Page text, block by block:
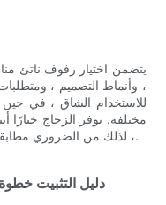
يتضمن اختيار رفوف ناتئ
، وأنماط التصميم ،
للاستخدام الشاق ، في حين
مختلفة. يوفر الزجاج خيارًا
، لذلك من الضروري مطابقة المادة مع الاستخدام المقصود والمساحة.
دليل التثبيت